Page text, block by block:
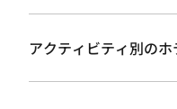
アクティビティ別の